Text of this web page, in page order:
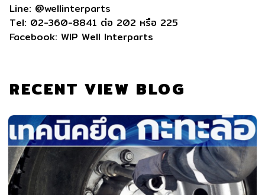
Line: @wellinterparts
Tel: 02-360-8841 ต่อ 202 หรือ 225
Facebook: WIP Well Interparts
RECENT VIEW BLOG